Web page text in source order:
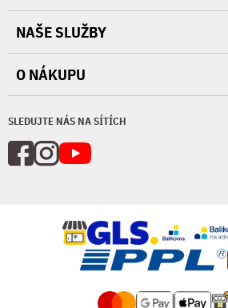
SLEDUJTE NÁS NA SÍTÍCH
NAŠE SLUŽBY
O NÁKUPU